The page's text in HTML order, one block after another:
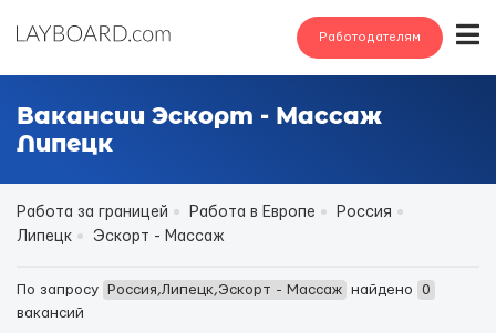
Работодателям
Вакансии Эскорт - Массаж
Липецк
Работа за границей Работа в Европе
Россия
Липецк
Эскорт - Массаж
По запросу Россия,Липецк,Эскорт - Массаж найдено
0
вакансий